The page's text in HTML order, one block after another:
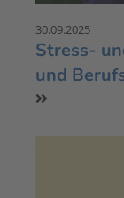
30.09.2025
Stress-
und